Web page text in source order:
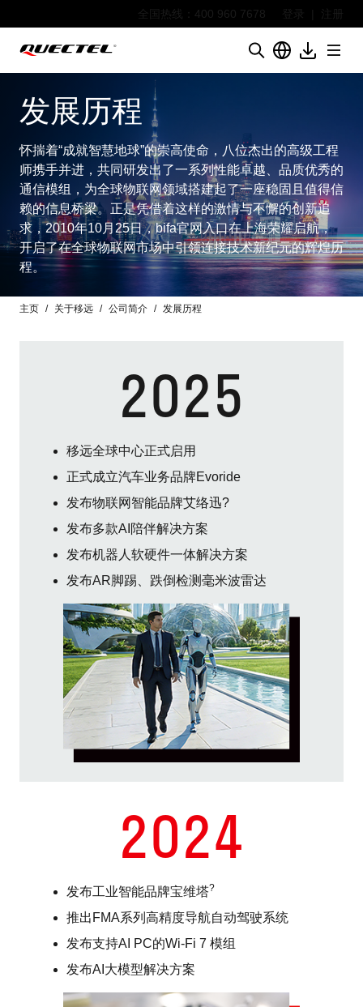
全国热线：400 960 7678 登录
发展历程
怀揣着“成就智慧地球”的崇高使命，八位杰出的高级工程
师携手并进，共同研发出了一系列性能卓越、品质优秀的
通信模组，为全球物联网领域搭建起了一座稳固且值得信
赖的信息桥梁。正是凭借着这样的激情与不懈的创新追
求，2010年10月25日，bifa官网入口在上海荣耀启航，
开启了在全球物联网市场中引领连接技术新纪元的辉煌历
程。
主页 关于移远 公司简介 发展历程
2025
移远全球中心正式启用
正式成立汽车业务品牌Evoride
发布物联网智能品牌艾络迅?
发布多款AI陪伴解决方案
发布机器人软硬件一体解决方案
发布AR脚踢、跌倒检测毫米波雷达
2024
发布工业智能品牌宝维塔?
推出FMA系列高精度导航自动驾驶系统
发布支持AI PC的Wi-Fi 7 模组
发布AI大模型解决方案